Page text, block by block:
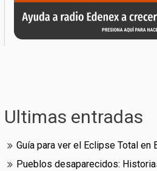
Ultimas entradas
Guía para ver el Eclipse Total en
Pueblos desaparecidos: